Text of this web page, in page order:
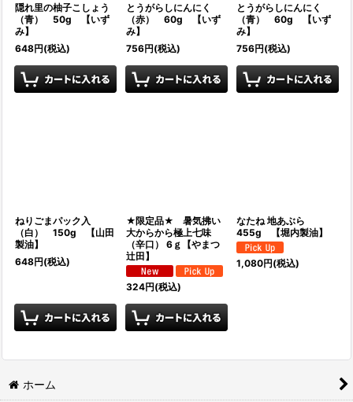
隠れ里の柚子こしょう
（青） 50g 【いず
み】
648円(税込)
とうがらしにんにく
（赤） 60g 【いず
み】
756円(税込)
とうがらしにんにく
（青） 60g 【いず
み】
756円(税込)
ねりごまパック入
（白） 150g 【山田
製油】
648円(税込)
★限定品★ 暑気拂い
大からから極上七味
（辛口） 6ｇ【やまつ
辻田】
324円(税込)
なたね 地あぶら
455g 【堀内製油】
1,080円(税込)
ホーム